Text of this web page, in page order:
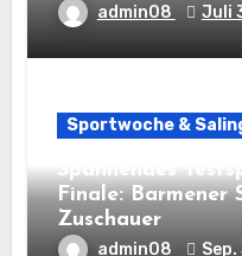
admin08 Juli
Sportwoche &
Spannendes
Finale: Barmener
Zuschauer
admin08